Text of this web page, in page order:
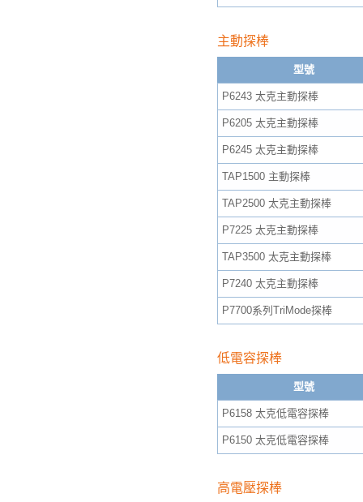
主動探棒
型號
P6243 太克主動探棒
P6205 太克主動探棒
P6245 太克主動探棒
TAP1500 主動探棒
TAP2500 太克主動探棒
P7225 太克主動探棒
TAP3500 太克主動探棒
P7240 太克主動探棒
P7700系列TriMode探棒
低電容探棒
型號
P6158 太克低電容探棒
P6150 太克低電容探棒
高電壓探棒